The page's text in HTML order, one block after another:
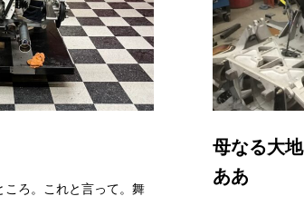
ろ。これと言って。舞
母なる大
ああ